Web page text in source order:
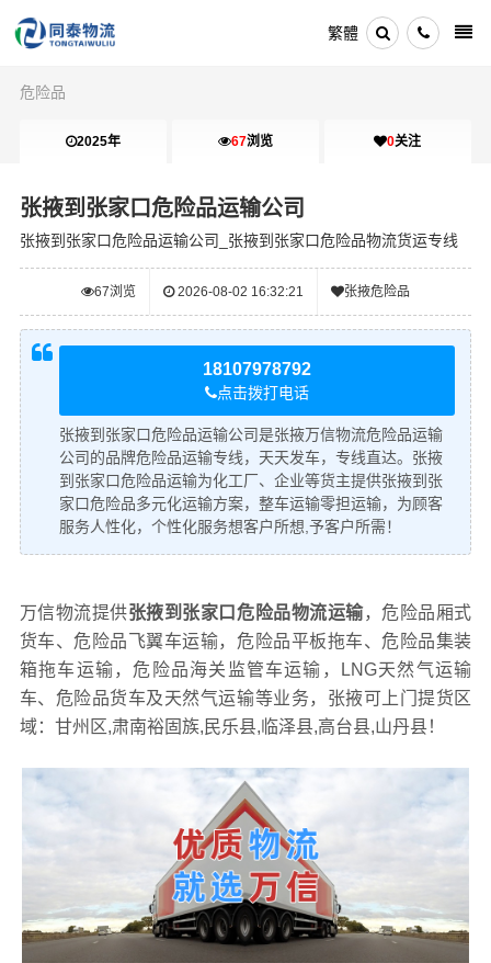
繁體
危险品
2025年 67浏览 0关注
张掖到张家口危险品运输公司
张掖到张家口危险品运输公司_张掖到张家口危险品物流货运专线
67浏览 2026-08-02 16:32:21 张掖危险品
18107978792
点击拨打电话
张掖到张家口危险品运输公司是张掖万信物流危险品运输
公司的品牌危险品运输专线，天天发车，专线直达。张掖
到张家口危险品运输为化工厂、企业等货主提供张掖到张
家口危险品多元化运输方案，整车运输零担运输，为顾客
服务人性化，个性化服务想客户所想,予客户所需！
万信物流提供张掖到张家口危险品物流运输，危险品厢式
货车、危险品飞翼车运输，危险品平板拖车、危险品集装
箱拖车运输，危险品海关监管车运输，LNG天然气运输
车、危险品货车及天然气运输等业务，张掖可上门提货区
域：甘州区,肃南裕固族,民乐县,临泽县,高台县,山丹县！